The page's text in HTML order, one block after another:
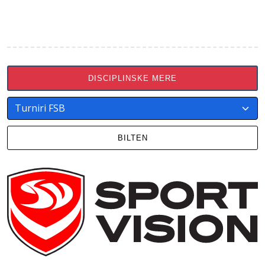
DISCIPLINSKE MERE
BILTEN